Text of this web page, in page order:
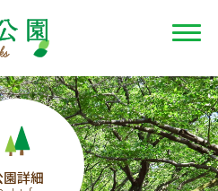
園詳細